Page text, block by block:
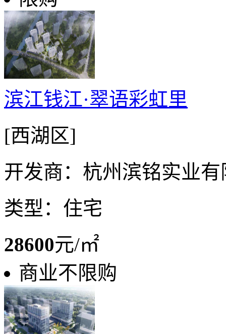
滨江钱江·翠语彩虹里
[西湖区]
开发商：杭州滨铭实业有
类型：住宅
28600元/㎡
商业不限购